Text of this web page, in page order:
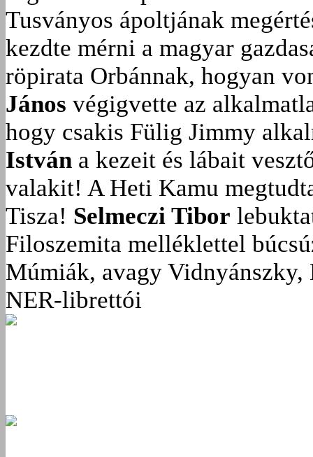
Tusványos ápoltjának
kezdte mérni a magyar
röpirata Orbánnak, hogyan
János végigvette az
hogy csakis Fülig Jimmy
István a kezeit és lábait
valakit! A Heti Kamu
Tisza! Selmeczi Tibor
Filoszemita melléklettel
Múmiák, avagy Vidnyánszky,
NER-librettói